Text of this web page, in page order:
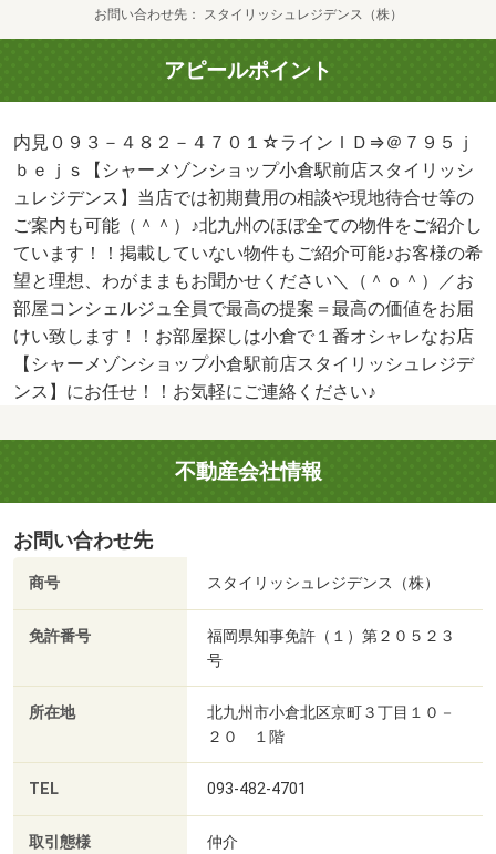
お問い合わせ先 スタイリッシュレジデンス（株）
アピールポイント
内見０９３－４８２－４７０１☆ラインＩＤ⇒＠７９５ｊ
ｂｅｊｓ【シャーメゾンショップ小倉駅前店スタイリッシ
ュレジデンス】当店では初期費用の相談や現地待合せ等の
ご案内も可能（＾＾）♪北九州のほぼ全ての物件をご紹介し
ています！！掲載していない物件もご紹介可能♪お客様の希
望と理想、わがままもお聞かせください＼（＾ｏ＾）／お
部屋コンシェルジュ全員で最高の提案＝最高の価値をお届
けい致します！！お部屋探しは小倉で１番オシャレなお店
【シャーメゾンショップ小倉駅前店スタイリッシュレジデ
ンス】にお任せ！！お気軽にご連絡ください♪
不動産会社情報
お問い合わせ先
商号 スタイリッシュレジデンス（株）
免許番号
福岡県知事免許（１）第２０５２３
号
所在地
北九州市小倉北区京町３丁目１０－
２０ １階
TEL 093-482-4701
取引態様 仲介